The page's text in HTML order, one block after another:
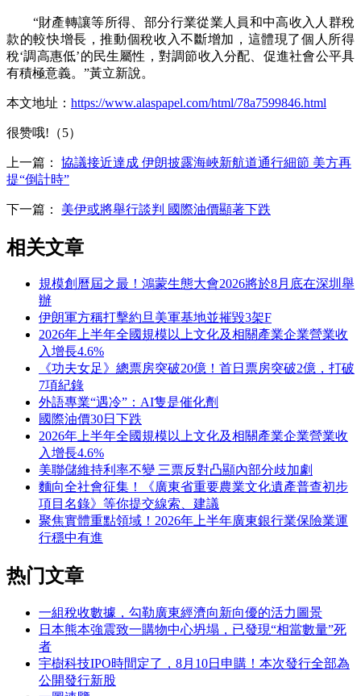
“財產轉讓等所得、部分行業從業人員和中高收入人群稅
款的較快增長，推動個稅收入不斷增加，這體現了個人所得
稅‘調高惠低’的民生屬性，對調節收入分配、促進社會公平具
有積極意義。”黃立新說。
本文地址： https://www.alaspapel.com/html/78a7599846.html
很赞哦!（5）
上一篇： 協議接近達成 伊朗披露海峽新航道通行細節 美方再
提“倒計時”
下一篇： 美伊或將舉行談判 國際油價顯著下跌
相关文章
規模創曆屆之最！鴻蒙生態大會2026將於8月底在深圳舉
辦
伊朗軍方稱打擊約旦美軍基地並摧毀3架F
2026年上半年全國規模以上文化及相關產業企業營業收
入增長4.6%
《功夫女足》總票房突破20億！首日票房突破2億，打破
7項紀錄
外語專業“遇冷”：AI隻是催化劑
國際油價30日下跌
2026年上半年全國規模以上文化及相關產業企業營業收
入增長4.6%
美聯儲維持利率不變 三票反對凸顯內部分歧加劇
麵向全社會征集！《廣東省重要農業文化遺產普查初步
項目名錄》等你提交線索、建議
聚焦實體重點領域！2026年上半年廣東銀行業保險業運
行穩中有進
热门文章
一組稅收數據，勾勒廣東經濟向新向優的活力圖景
日本熊本強震致一購物中心坍塌，已發現“相當數量”死
者
宇樹科技IPO時間定了，8月10日申購！本次發行全部為
公開發行新股